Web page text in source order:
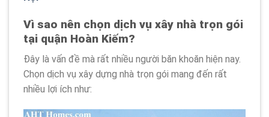
Vì sao nên chọn dịch vụ xây nhà trọn gói
tại quận Hoàn Kiếm?
Đây là vấn đề mà rất nhiều người băn khoăn hiện nay.
Chọn dịch vụ xây dựng nhà trọn gói mang đến rất
nhiều lợi ích như: